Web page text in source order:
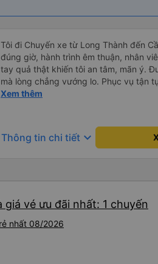
Tôi đi Chuyến xe từ Long Thành đến
đúng giờ, hành trình êm thuận, nhân
tay quả thật khiến tôi an tâm, mãn ý. Đường xa muôn dặm
mà lòng chẳng vướng lo. Phục vụ tận
cẩn, hiếm thấy giữa thời buổi kim tiền
Xem thêm
Thông tin chi tiết keyboard_arrow_down
vé ưu đãi nhất: 1 chuyến
nhất 08/2026